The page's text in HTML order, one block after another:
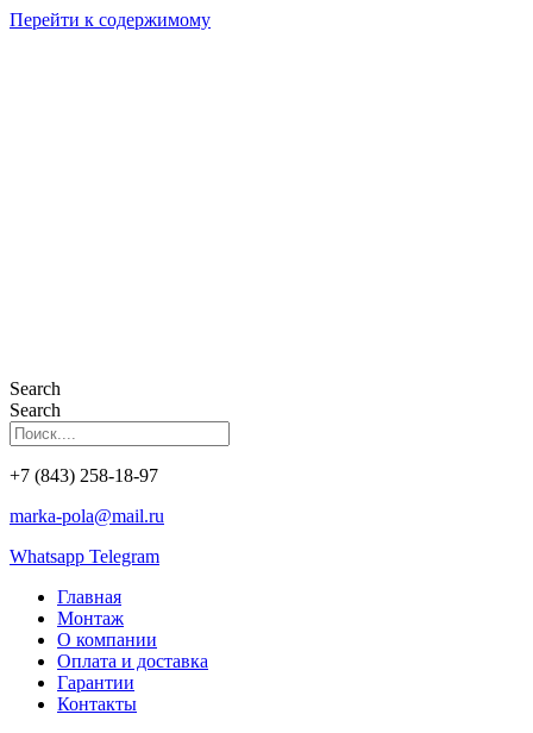
Перейти к содержимому
Search
Search
+7 (843) 258-18-97
marka-pola@mail.ru
Whatsapp Telegram
Главная
Монтаж
О компании
Оплата и доставка
Гарантии
Контакты